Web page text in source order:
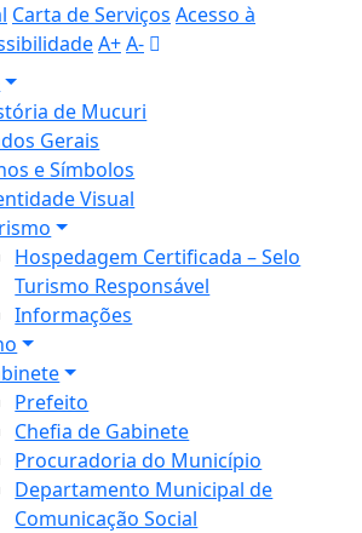
Carta de Serviços Acesso à
A+A-
de Mucuri
Gerais
e Símbolos
Visual
Hospedagem Certificada – Selo
Turismo Responsável
Informações
Prefeito
Chefia de Gabinete
Procuradoria do Município
Departamento Municipal de
Comunicação Social